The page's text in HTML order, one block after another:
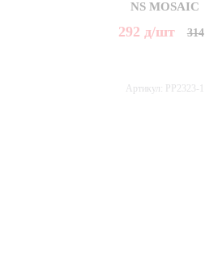
NS MOSAIC
292 д/шт 314
Артикул: PP2323-11